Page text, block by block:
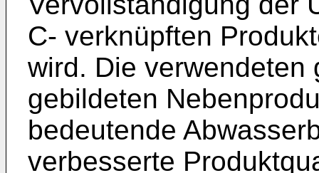
C- verknüpften
wird. Die verwendeten
gebildeten
bedeutende
verbesserte